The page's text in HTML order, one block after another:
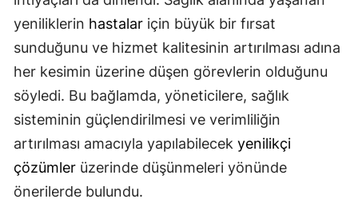
Kahramanmaraş
Mardin
Muğla
Muş
Nevşehir
yeniliklerin hastalar için büyük bir fırsat
sunduğunu ve hizmet kalitesinin artırılması adına
her kesimin üzerine düşen görevlerin olduğunu
söyledi. Bu bağlamda, yöneticilere, sağlık
sisteminin güçlendirilmesi ve verimliliğin
artırılması amacıyla yapılabilecek yenilikçi
çözümler üzerinde düşünmeleri yönünde
önerilerde bulundu.